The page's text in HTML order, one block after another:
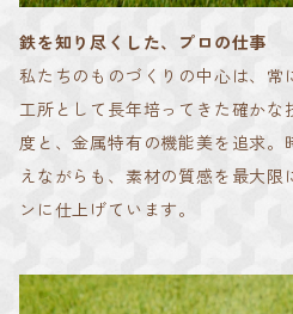
鉄を知り尽くした、プロの仕事
私たちのものづくりの中心は、常
工所として長年培ってきた確か
度と、金属特有の機能美を追求
えながらも、素材の質感を最大限
ンに仕上げています。